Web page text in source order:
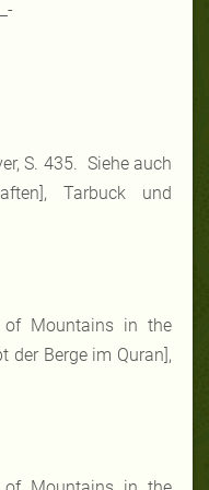
S. 435. Siehe auch
Tarbuck und
of Mountains in the
der Berge im Quran],